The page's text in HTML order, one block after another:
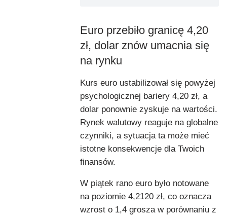
Euro przebiło granicę 4,20
zł, dolar znów umacnia się
na rynku
Kurs euro ustabilizował się powyżej
psychologicznej bariery 4,20 zł, a
dolar ponownie zyskuje na wartości.
Rynek walutowy reaguje na globalne
czynniki, a sytuacja ta może mieć
istotne konsekwencje dla Twoich
finansów.
W piątek rano euro było notowane
na poziomie 4,2120 zł, co oznacza
wzrost o 1,4 grosza w porównaniu z